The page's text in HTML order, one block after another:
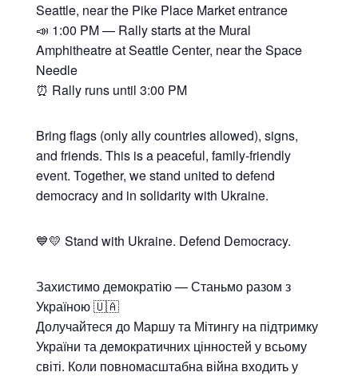
Seattle, near the Pike Place Market entrance
📣 1:00 PM — Rally starts at the Mural
Amphitheatre at Seattle Center, near the Space
Needle
⏰ Rally runs until 3:00 PM
Bring flags (only ally countries allowed), signs,
and friends. This is a peaceful, family-friendly
event. Together, we stand united to defend
democracy and in solidarity with Ukraine.
💙💛 Stand with Ukraine. Defend Democracy.
Захистимо демократію — Станьмо разом з
Україною 🇺🇦
Долучайтеся до Маршу та Мітингу на підтримку
України та демократичних цінностей у всьому
світі. Коли повномасштабна війна входить у